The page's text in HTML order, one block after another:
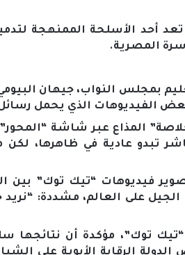
أحد الأسلحة الممنهجة
المصرية.
بمجلس النواب، جيهان
الفيديوهات الذي يحمل
المذاع عبر شاشة
تبدو عادية في ظاهرها،
فيديوهات “تيك توك” بين
على العالم، مشددة: “نريد
توك”، مؤكدة أن نتائجها
الرقابة الأبوية على